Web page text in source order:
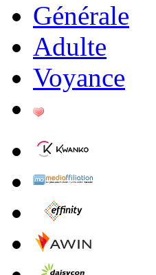
Générale
Adulte
Voyance